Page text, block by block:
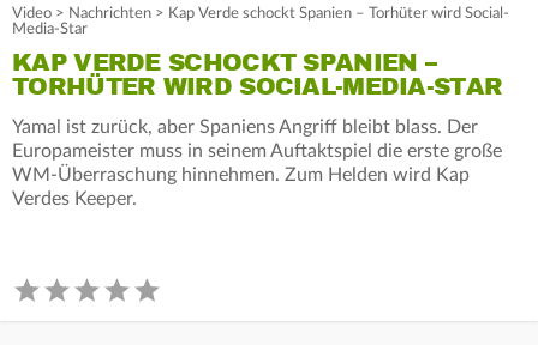
Video > Nachrichten > Kap Verde schockt Spanien – Torhüter wird Social-
Media-Star
KAP VERDE SCHOCKT SPANIEN –
TORHÜTER WIRD SOCIAL-MEDIA-STAR
Yamal ist zurück, aber Spaniens Angriff bleibt blass. Der
Europameister muss in seinem Auftaktspiel die erste große
WM-Überraschung hinnehmen. Zum Helden wird Kap
Verdes Keeper.